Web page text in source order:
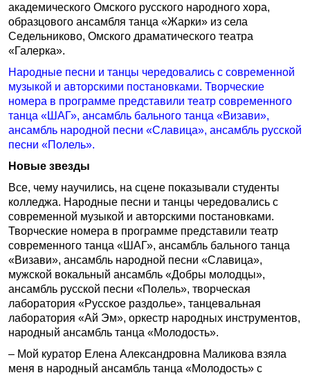
академического Омского русского народного хора,
образцового ансамбля танца «Жарки» из села
Седельниково, Омского драматического театра
«Галерка».
Народные песни и танцы чередовались с современной
музыкой и авторскими постановками. Творческие
номера в программе представили театр современного
танца «ШАГ», ансамбль бального танца «Визави»,
ансамбль народной песни «Славица», ансамбль русской
песни «Полель».
Новые звезды
Все, чему научились, на сцене показывали студенты
колледжа. Народные песни и танцы чередовались с
современной музыкой и авторскими постановками.
Творческие номера в программе представили театр
современного танца «ШАГ», ансамбль бального танца
«Визави», ансамбль народной песни «Славица»,
мужской вокальный ансамбль «Добры молодцы»,
ансамбль русской песни «Полель», творческая
лаборатория «Русское раздолье», танцевальная
лаборатория «Ай Эм», оркестр народных инструментов,
народный ансамбль танца «Молодость».
– Мой куратор Елена Александровна Маликова взяла
меня в народный ансамбль танца «Молодость» с